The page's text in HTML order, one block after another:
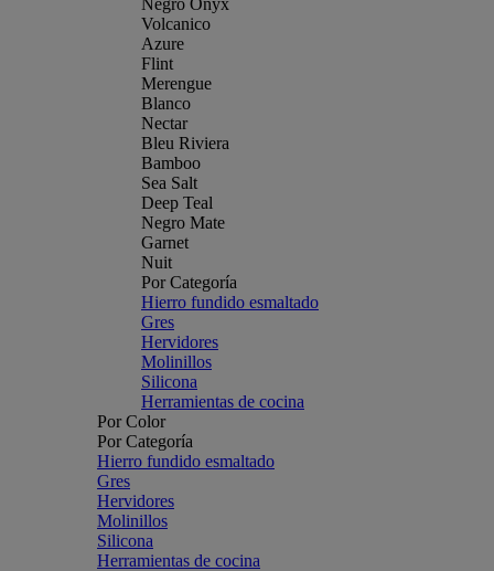
Negro Onyx
Volcanico
Azure
Flint
Merengue
Blanco
Nectar
Bleu Riviera
Bamboo
Sea Salt
Deep Teal
Negro Mate
Garnet
Nuit
Por Categoría
Hierro fundido esmaltado
Gres
Hervidores
Molinillos
Silicona
Herramientas de cocina
Por Color
Por Categoría
Hierro fundido esmaltado
Gres
Hervidores
Molinillos
Silicona
Herramientas de cocina